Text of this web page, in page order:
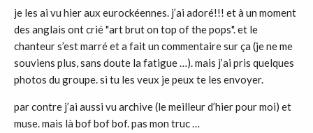
je les ai vu hier aux eurockéennes. j’ai adoré!!! et à un moment
des anglais ont crié "art brut on top of the pops". et le
chanteur s’est marré et a fait un commentaire sur ça (je ne me
souviens plus, sans doute la fatigue …). mais j’ai pris quelques
photos du groupe. si tu les veux je peux te les envoyer.
par contre j’ai aussi vu archive (le meilleur d’hier pour moi) et
muse. mais là bof bof bof. pas mon truc …